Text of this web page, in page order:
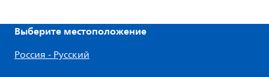
Выберите местоположение
Россия - Русский